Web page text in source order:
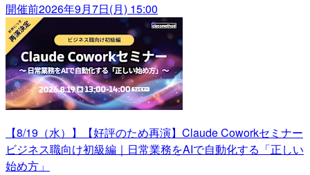
開催前2026年9月7日(月) 15:00
【8/19（水）】【好評のため再演】Claude Coworkセミナー
ビジネス職向け初級編｜日常業務をAIで自動化する「正しい
始め方」